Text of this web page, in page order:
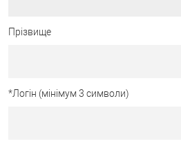
Прізвище
*Логін (мінімум 3 символи)